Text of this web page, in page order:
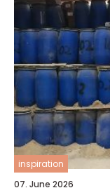
inspiration
07. June 2026